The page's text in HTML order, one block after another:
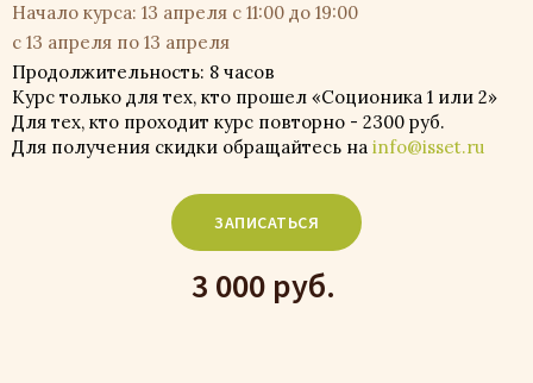
Начало курса: 13 апреля с 11:00 до 19:00
с 13 апреля по 13 апреля
ЗАПИСАТЬСЯ
3 000 руб.
Продолжительность: 8 часов
Курс только для тех, кто прошел «Соционика 1 или 2»
Для тех, кто проходит курс повторно - 2300 руб.
Для получения скидки обращайтесь на info@isset.ru